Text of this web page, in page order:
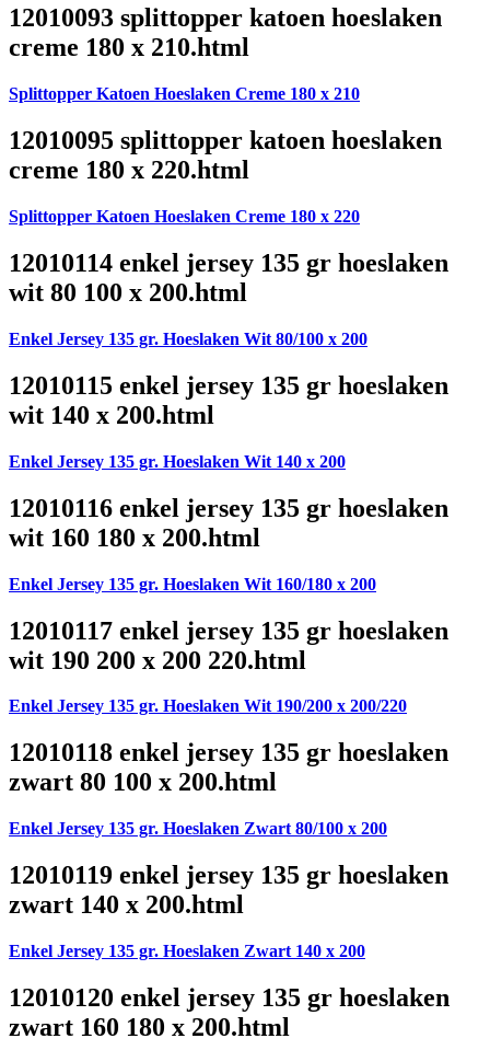
12010093 splittopper katoen hoeslaken
creme 180 x 210.html
Splittopper Katoen Hoeslaken Creme 180 x 210
12010095 splittopper katoen hoeslaken
creme 180 x 220.html
Splittopper Katoen Hoeslaken Creme 180 x 220
12010114 enkel jersey 135 gr hoeslaken
wit 80 100 x 200.html
Enkel Jersey 135 gr. Hoeslaken Wit 80/100 x 200
12010115 enkel jersey 135 gr hoeslaken
wit 140 x 200.html
Enkel Jersey 135 gr. Hoeslaken Wit 140 x 200
12010116 enkel jersey 135 gr hoeslaken
wit 160 180 x 200.html
Enkel Jersey 135 gr. Hoeslaken Wit 160/180 x 200
12010117 enkel jersey 135 gr hoeslaken
wit 190 200 x 200 220.html
Enkel Jersey 135 gr. Hoeslaken Wit 190/200 x 200/220
12010118 enkel jersey 135 gr hoeslaken
zwart 80 100 x 200.html
Enkel Jersey 135 gr. Hoeslaken Zwart 80/100 x 200
12010119 enkel jersey 135 gr hoeslaken
zwart 140 x 200.html
Enkel Jersey 135 gr. Hoeslaken Zwart 140 x 200
12010120 enkel jersey 135 gr hoeslaken
zwart 160 180 x 200.html